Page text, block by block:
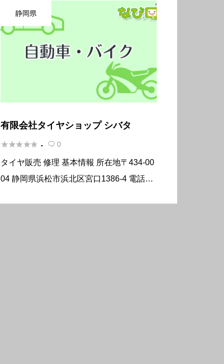
K！ 車買取 廃車 貿易 廃車無料！ 車買い取
り・手続きなど、何でも相 […]
静岡県
有限会社タイヤショップ シバタ
 -  0
タイヤ販売 修理 基本情報 所在地〒434-00
04 静岡県浜松市浜北区宮口1386-4 電話番